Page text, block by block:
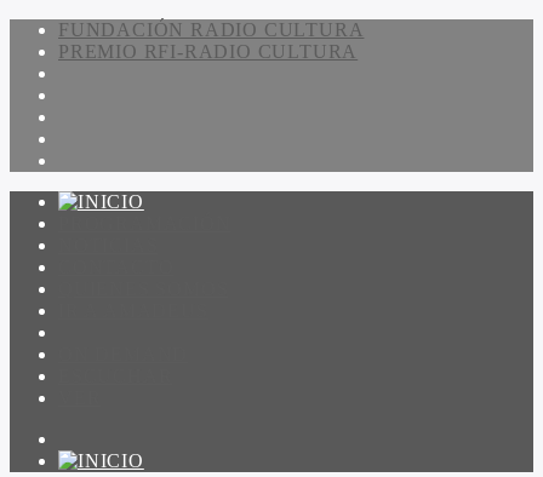
FUNDACIÓN RADIO CULTURA
PREMIO RFI-RADIO CULTURA